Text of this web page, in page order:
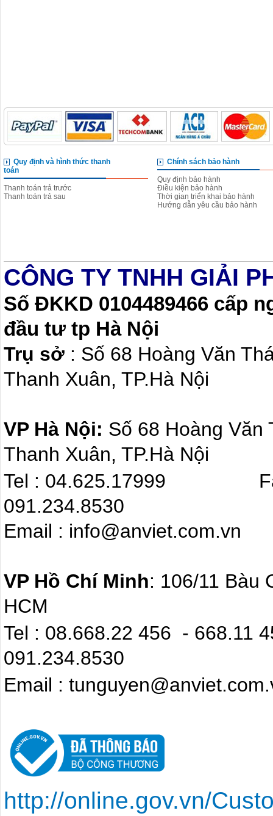
Quy định và hình thức thanh
toán
Thanh toán trả trước
Thanh toán trả sau
Chính sách bảo hành
Quy định bảo hành
Điều kiện bảo hành
Thời gian triển khai bảo hành
Hướng dẫn yêu cầu bảo hành
CÔNG TY TNHH GIẢI
Số ĐKKD 0104489466 cấp
đầu tư tp Hà Nội
Trụ sở : Số 68 Hoàng Văn
Thanh Xuân, TP.Hà Nội
VP Hà Nội: Số 68 Hoàng
Thanh Xuân, TP.Hà Nội
Tel : 04.625.17999
091.234.8530
Email :
VP Hồ Chí Minh: 106/11 Bàu
HCM
Tel : 08.668.22
091.234.8530
Email :
http://online.gov.vn/